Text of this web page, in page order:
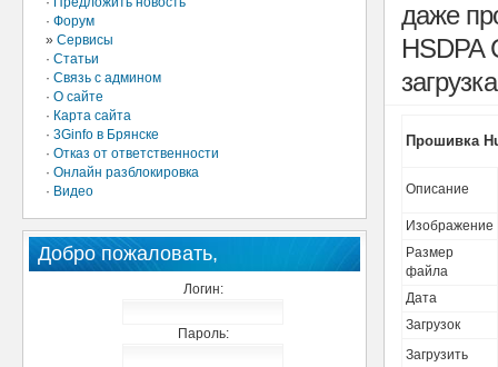
· Форум
» Сервисы
· Статьи
· Связь с админом
· О сайте
· Карта сайта
· 3Ginfo в Брянске
· Отказ от ответственности
· Онлайн разблокировка
· Видео
Добро пожаловать,
Логин:
Пароль:
даже
HSDPA
Прошивка
Описание
Изображение
Размер
файла
Дата
Загрузок
Загрузить